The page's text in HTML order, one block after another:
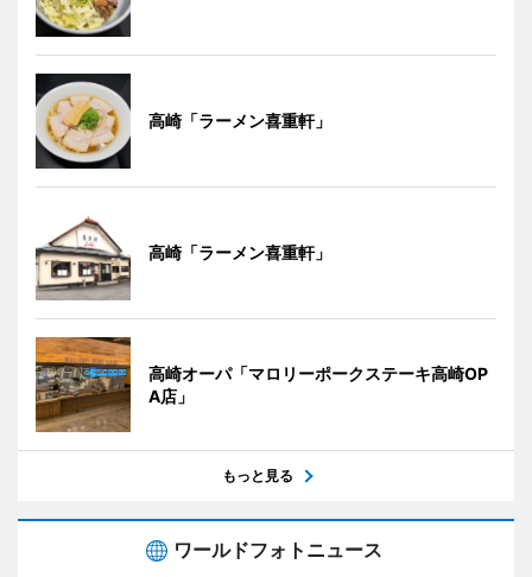
高崎「ラーメン喜重軒」
高崎「ラーメン喜重軒」
高崎オーパ「マロリーポークステーキ高崎OP
A店」
もっと見る
ワールドフォトニュース